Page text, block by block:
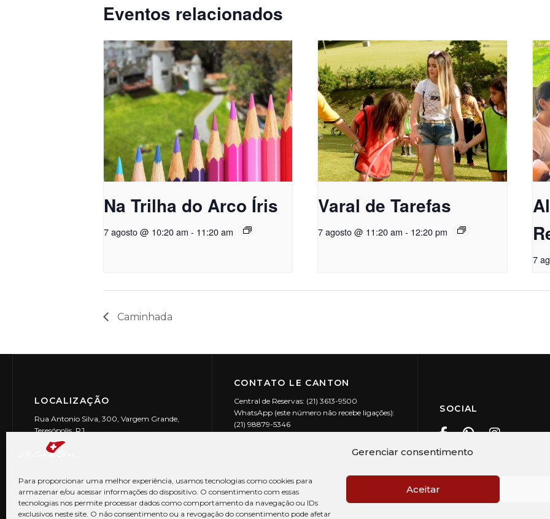
Gerenciar consentimento
Para proporcionar uma melhor experiência, usamos tecnologias como cookies para
armazenar e/ou acessar informações do dispositivo. O consentimento com essas
tecnologias nos permite processar dados como comportamento da navegação ou IDs
exclusivos neste site. O não consentimento ou a revogação do consentimento pode afetar
Aceitar
Eventos relacionados
Na Trilha do Arco Íris
7 agosto @ 10:20 am - 11:20 am
Varal de Tarefas
7 agosto @ 11:20 am - 12:20 pm
7
Caminhada
LOCALIZAÇÃO
Rua Antonio Silva, 300, Vargem Grande,
Teresópolis, RJ
CEP: 25990-150
CONTATO LE CANTON
Central de Reservas: (21) 3613-9500
WhatsApp (este número não recebe ligações):
(21) 98879-5346
SOCIAL